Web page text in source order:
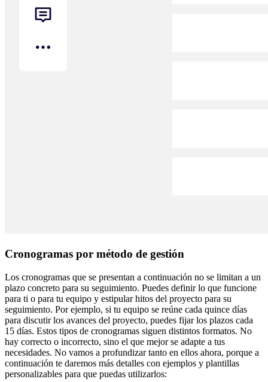
Cronogramas por método de gestión
Los cronogramas que se presentan a continuación no se limitan a un
plazo concreto para su seguimiento. Puedes definir lo que funcione
para ti o para tu equipo y estipular hitos del proyecto para su
seguimiento. Por ejemplo, si tu equipo se reúne cada quince días
para discutir los avances del proyecto, puedes fijar los plazos cada
15 días. Estos tipos de cronogramas siguen distintos formatos. No
hay correcto o incorrecto, sino el que mejor se adapte a tus
necesidades. No vamos a profundizar tanto en ellos ahora, porque a
continuación te daremos más detalles con ejemplos y plantillas
personalizables para que puedas utilizarlos: